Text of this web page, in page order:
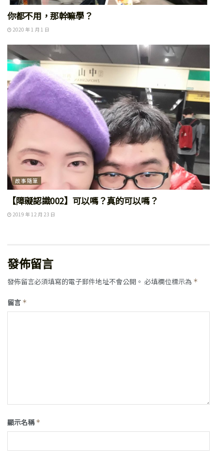
你都不用，那幹嘛學？
2020 年 1 月 1 日
故事隨筆
【障礙認識002】可以嗎？真的可以嗎？
2019 年 12 月 23 日
發佈留言
發佈留言必須填寫的電子郵件地址不會公開。 必填欄位標示為 *
留言 *
顯示名稱*